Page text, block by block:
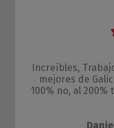
Increíbles,
mejores de
100% no, al